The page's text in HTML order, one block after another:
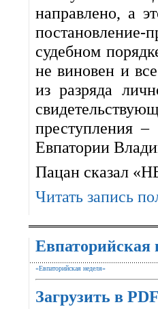
направлено, а
судебном
не виновен и
из разряда
преступления –
Евпатории
Пацан сказал
Читать запись
Евпаторийская
«Евпаторийская неделя»
Загрузить в